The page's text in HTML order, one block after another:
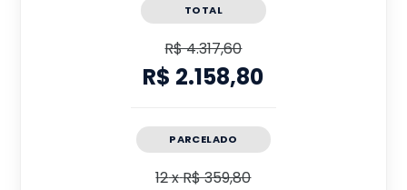
TOTAL
R$ 4.317,60
R$ 2.158,80
PARCELADO
12xR$ 359,80